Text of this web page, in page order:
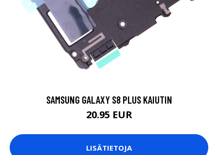
SAMSUNG GALAXY S8 PLUS KAIUTIN
20.95 EUR
LISÄTIETOJA